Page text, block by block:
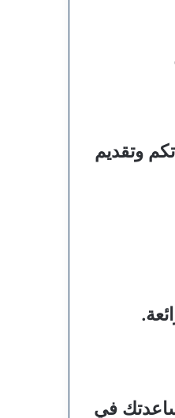
وتقديم
في